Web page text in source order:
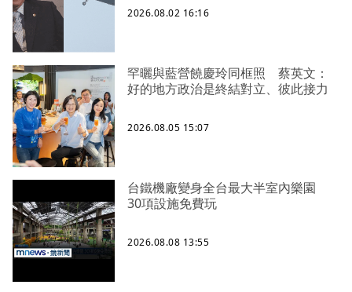
2026.08.02 16:16
罕曬與藍營饒慶玲同框照 蔡英文：
好的地方政治是終結對立、彼此接力
2026.08.05 15:07
台鐵機廠變身全台最大半室內樂園
30項設施免費玩
2026.08.08 13:55